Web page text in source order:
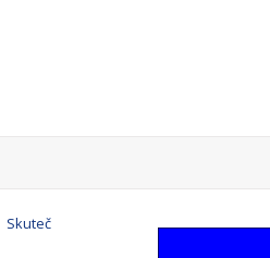
Skuteč